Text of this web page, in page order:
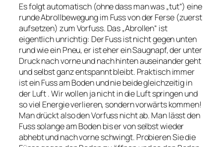
Es folgt automatisch (ohne dass man was „tut“) eine
runde Abrollbewegung im Fuss von der Ferse (zuerst
aufsetzen) zum Vorfuss. Das „Abrollen“ ist
eigentlich unrichtig: Der Fuss ist nicht gegen unten
rund wie ein Pneu, er ist eher ein Saugnapf, der unter
Druck nach vorne und nach hinten auseinander geht
und selbst ganz entspannt bleibt. Praktisch immer
ist ein Fuss am Boden und nie beide gleichzeitig in
der Luft . Wir wollen ja nicht in die Luft springen und
so viel Energie verlieren, sondern vorwärts kommen!
Man drückt also den Vorfuss nicht ab. Man lässt den
Fuss solange am Boden bis er von selbst wieder
abhebt und nach vorne schwingt. Probieren Sie die